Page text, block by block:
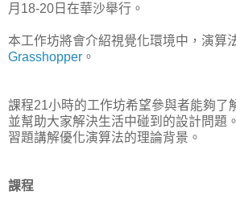
月18-20日在華沙舉行。
本工作坊將會介紹視覺化環境中，演算
Grasshopper 。
課程21小時的工作坊希望參與者能夠了
並幫助大家解決生活中碰到的設計問題
習題講解優化演算法的理論背景。
課程